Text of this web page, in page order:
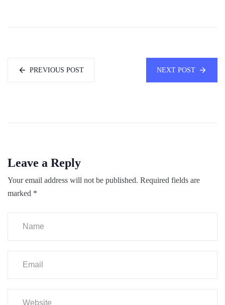
PREVIOUS POST NEXT POST
Leave a Reply
Your email address will not be published. Required fields are
marked *